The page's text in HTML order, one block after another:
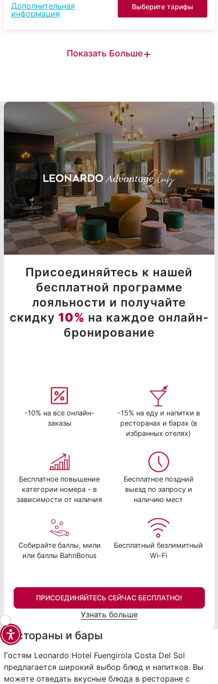
Дополнительная
информация
Выберите тарифы
Показать Больше+
Присоединяйтесь к нашей
бесплатной программе
лояльности и получайте
скидку 10% на каждое онлайн-
бронирование
-10% на все онлайн-
заказы
-15% на еду и напитки в
ресторанах и барах (в
избранных отелях)
Бесплатное повышение
категории номера - в
зависимости от наличия
Бесплатное поздний
выезд по запросу и
наличию мест
Собирайте баллы, мили
или баллы BahnBonus
Бесплатный безлимитный
Wi-Fi
ПРИСОЕДИНЯЙТЕСЬ СЕЙЧАС БЕСПЛАТНО!
Узнать больше
Рестораны и бары
Гостям Leonardo Hotel Fuengirola Costa Del Sol
предлагается широкий выбор блюд и напитков. Вы
можете отведать вкусные блюда в ресторане с